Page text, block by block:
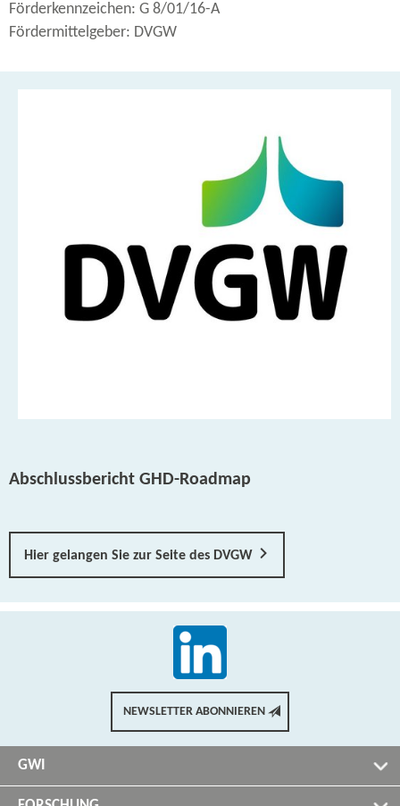
Förderkennzeichen: G 8/01/16-A
Fördermittelgeber: DVGW
Abschlussbericht GHD-​Roadmap
Hier gelangen Sie zur Seite des DVGW
NEWSLETTER ABONNIEREN
GWI